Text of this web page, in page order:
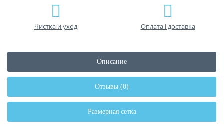
Чистка и уход Оплата і доставка
Описание
Отзывы (0)
Размерная сетка